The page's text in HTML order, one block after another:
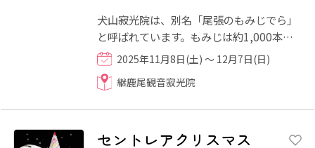
犬山寂光院は、別名「尾張のもみじでら」
と呼ばれています。もみじは約1,000本あ
り、特に巨木が多くて葉が細かく色鮮やか
に染まるので、見応えも十...
2025年11月8日(土) ～ 12月7日(日)
継鹿尾観音寂光院
セントレアクリスマス